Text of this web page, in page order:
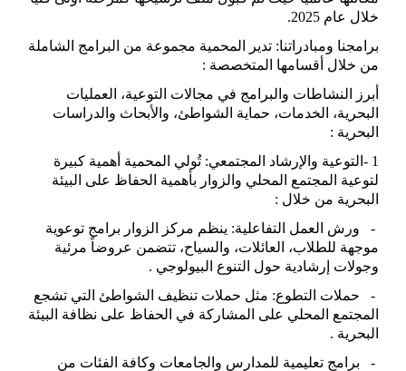
خلال عام 2025
.
برامجنا ومبادراتنا: تدير المحمية مجموعة من البرامج الشاملة
من خلال أقسامها المتخصصة :
أبرز النشاطات والبرامج في مجالات التوعية، العمليات
البحرية، الخدمات، حماية الشواطئ، والأبحاث والدراسات
البحرية :
1
- التوعية والإرشاد المجتمعي: تُولي المحمية أهمية كبيرة
لتوعية المجتمع المحلي والزوار بأهمية الحفاظ على البيئة
البحرية من خلال :
- ورش العمل التفاعلية: ينظم مركز الزوار برامج توعوية
موجهة للطلاب، العائلات، والسياح، تتضمن عروضاً مرئية
وجولات إرشادية حول التنوع البيولوجي .
- حملات التطوع: مثل حملات تنظيف الشواطئ التي تشجع
المجتمع المحلي على المشاركة في الحفاظ على نظافة البيئة
البحرية .
- برامج تعليمية للمدارس والجامعات وكافة الفئات من